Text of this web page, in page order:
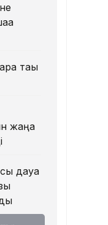
тағы
жаңа
дауға